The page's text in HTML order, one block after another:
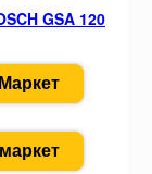
GSA 120